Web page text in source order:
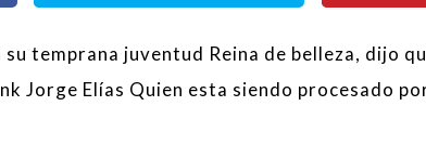
temprana juventud Reina de belleza, dijo
Jorge Elías Quien esta siendo procesado